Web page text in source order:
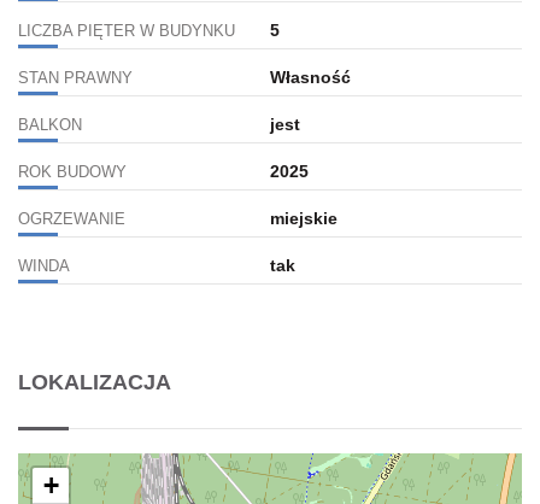
LICZBA PIĘTER W BUDYNKU 5
STAN PRAWNY Własność
BALKON jest
ROK BUDOWY 2025
OGRZEWANIE miejskie
WINDA tak
LOKALIZACJA
+